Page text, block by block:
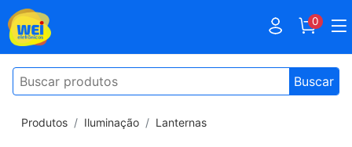
0
Buscar
Produtos Iluminação Lanternas